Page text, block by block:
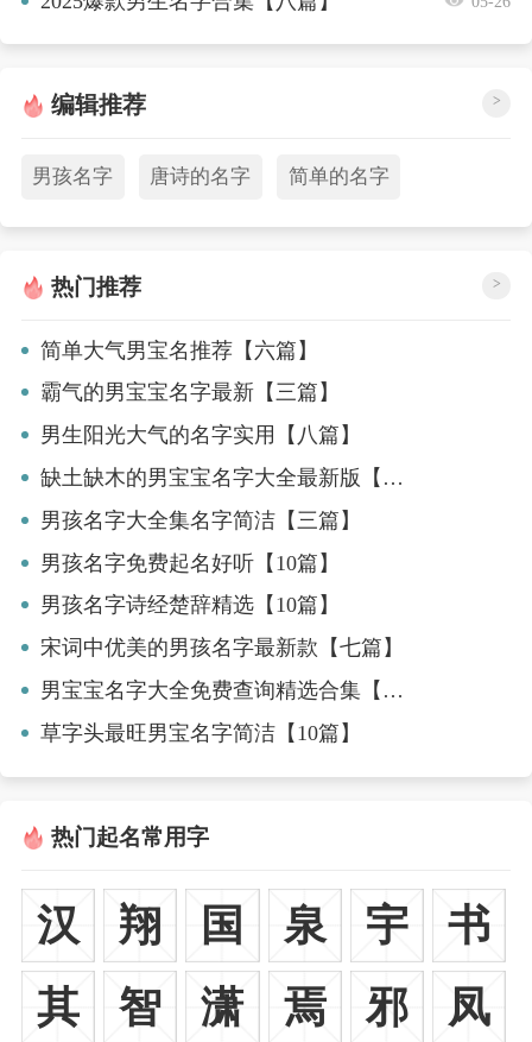
编辑推荐 >
男孩名字 唐诗的名字 简单的名字
热门推荐 >
简单大气男宝名推荐【六篇】
霸气的男宝宝名字最新【三篇】
男生阳光大气的名字实用【八篇】
缺土缺木的男宝宝名字大全最新版【五篇】
男孩名字大全集名字简洁【三篇】
男孩名字免费起名好听【10篇】
男孩名字诗经楚辞精选【10篇】
宋词中优美的男孩名字最新款【七篇】
男宝宝名字大全免费查询精选合集【5篇】
草字头最旺男宝名字简洁【10篇】
热门起名常用字
汉 翔 国 泉 宇
书
其
智 潇 焉 邪 凤